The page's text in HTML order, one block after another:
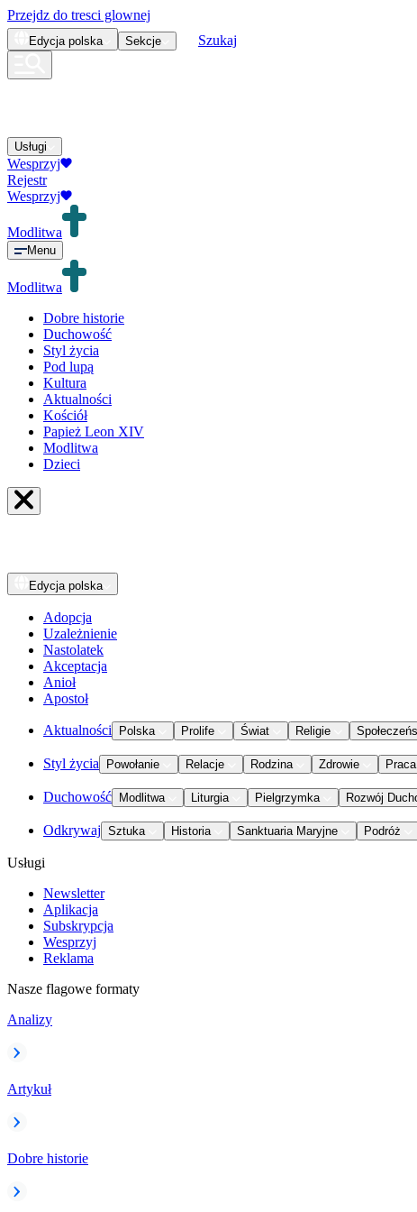
Przejdz do tresci glownej
Edycja polska Sekcje Szukaj
Usługi
Wesprzyj
Rejestr
Wesprzyj
Modlitwa
Menu
Modlitwa
Dobre historie
Duchowość
Styl życia
Pod lupą
Kultura
Aktualności
Kościół
Papież Leon XIV
Modlitwa
Dzieci
Edycja polska
Adopcja
Uzależnienie
Nastolatek
Akceptacja
Anioł
Apostoł
Aktualności Polska Prolife Świat Religie
Styl życia Powołanie Relacje Rodzina Zdrowie Praca
Duchowość Modlitwa Liturgia Pielgrzymka Rozwój
Odkrywaj Sztuka Historia Sanktuaria Maryjne Podróż
Usługi
Newsletter
Aplikacja
Subskrypcja
Wesprzyj
Reklama
Nasze flagowe formaty
Analizy
Artykuł
Dobre historie